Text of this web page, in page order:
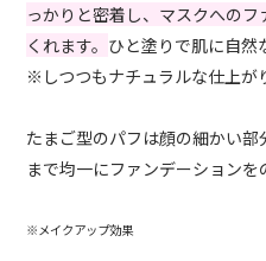
っかりと密着し、マスクへの
くれます。 ひと塗りで肌に自然
※しつつもナチュラルな仕上が
たまご型のパフは顔の細かい
まで均一にファンデーションを
※メイクアップ効果